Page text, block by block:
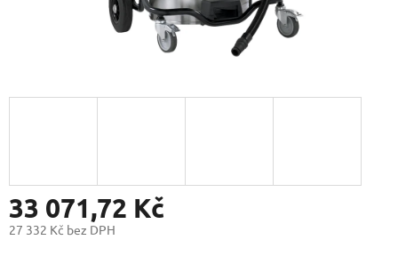
33 071,72 Kč
27 332 Kč bez DPH